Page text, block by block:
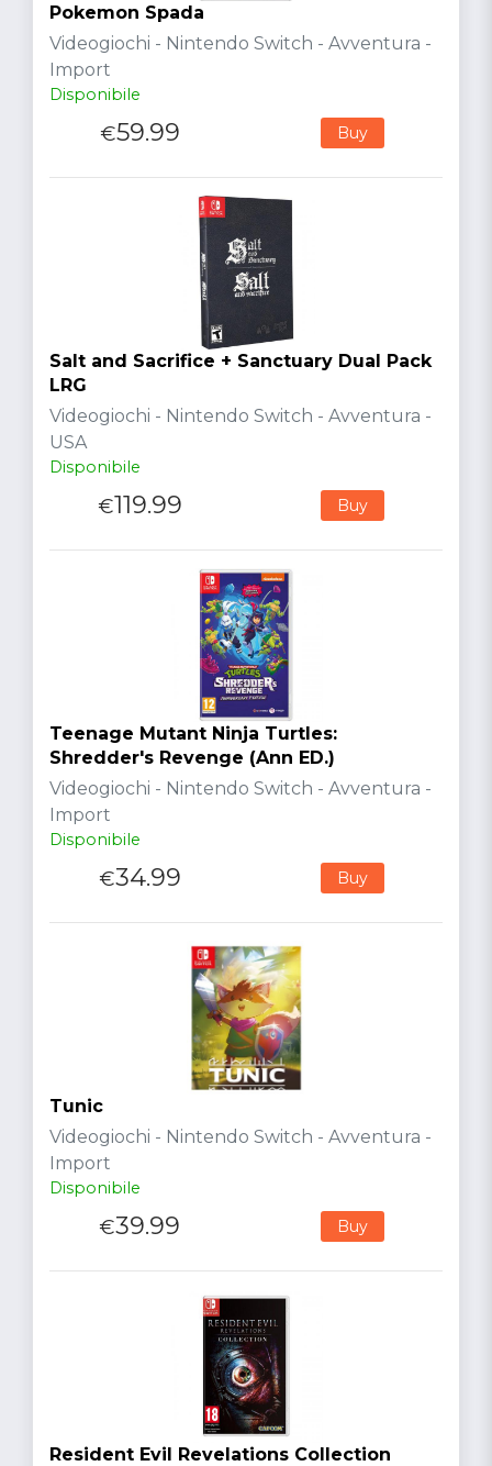
Pokemon Spada
Videogiochi - Nintendo Switch - Avventura -
Import
Disponibile
€59.99 Buy
Salt and Sacrifice + Sanctuary Dual Pack
LRG
Videogiochi - Nintendo Switch - Avventura -
USA
Disponibile
€119.99 Buy
Teenage Mutant Ninja Turtles:
Shredder's Revenge (Ann ED.)
Videogiochi - Nintendo Switch - Avventura -
Import
Disponibile
€34.99 Buy
Tunic
Videogiochi - Nintendo Switch - Avventura -
Import
Disponibile
€39.99 Buy
Resident Evil Revelations Collection